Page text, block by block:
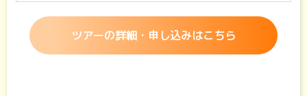
ツアーの詳細・申し込みはこちら